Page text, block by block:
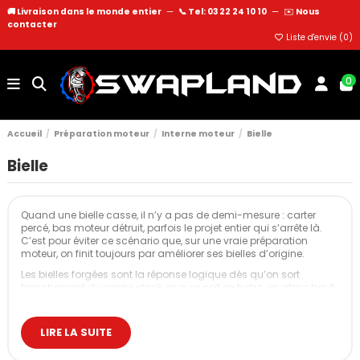
🚚 Livraison dans le monde entier — 📞 Tel: 03 22 24 10 10 — ✉️ Nous
contacter
Liste d'envie (0)
0
Accueil Préparation moteur Interne moteur Bielle
Bielle
Quand une bielle casse, il n’y a pas de demi-mesure : carter
percé, bas moteur détruit, parfois le projet entier qui s’arrête là.
C’est pour éviter ce scénario que, sur une vraie préparation
moteur, on finit toujours par améliorer ses bielles d’origine.
Les bielles forgées sont la réponse logique dès qu’on sort
Ce que les bielles encaisseront vraiment
La bielle relie le piston au vilebrequin et encaisse à la fois la
LIRE LA SUITE